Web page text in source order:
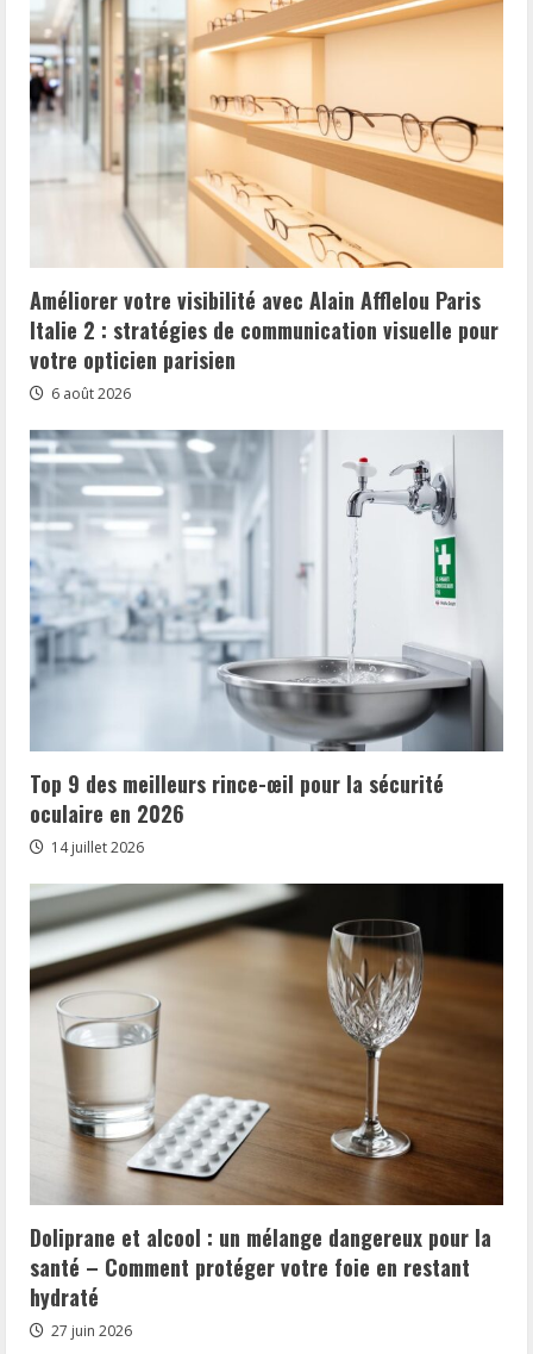
Améliorer votre visibilité avec Alain Afflelou Paris
Italie 2 : stratégies de communication visuelle pour
votre opticien parisien
6 août 2026
Top 9 des meilleurs rince-œil pour la sécurité
oculaire en 2026
14 juillet 2026
Doliprane et alcool : un mélange dangereux pour la
santé – Comment protéger votre foie en restant
hydraté
27 juin 2026